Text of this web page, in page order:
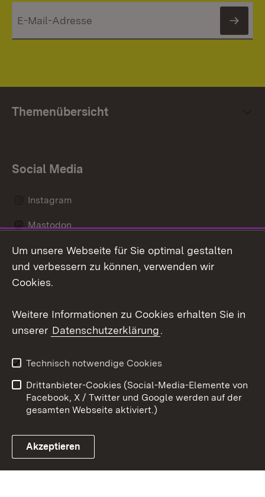
Themenübersicht
Social Media
Instagram
Mastodon
Messenger
Link zum Landesportal
Kontakt
Impressum
Cookies
Um unsere Webseite für Sie optimal gestalten
und verbessern zu können, verwenden wir
Cookies.
Weitere Informationen zu Cookies erhalten Sie in
unserer Datenschutzerklärung.
Technisch notwendige Cookies
Drittanbieter-Cookies (Social-Media-Elemente von
Facebook, X / Twitter und Google werden auf der
gesamten Webseite aktiviert.)
Akzeptieren